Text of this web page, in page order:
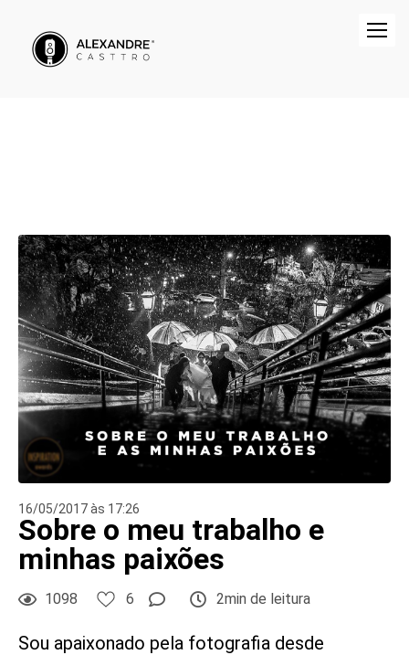
16/05/2017 às 17:26
Sobre o meu trabalho e
minhas paixões
1098 6 2min de leitura
Sou apaixonado pela fotografia desde